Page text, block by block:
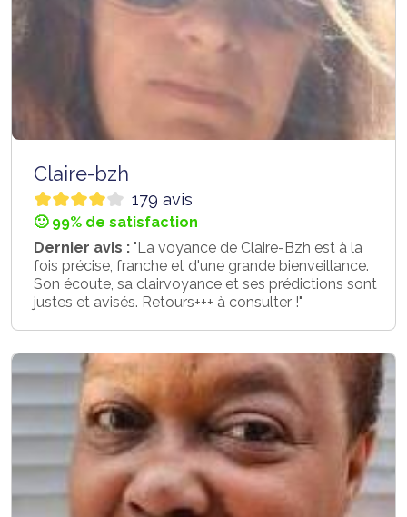
Claire-bzh
179 avis
🙂 99% de satisfaction
Dernier avis : "La voyance de Claire-Bzh est à la
fois précise, franche et d'une grande bienveillance.
Son écoute, sa clairvoyance et ses prédictions sont
justes et avisés. Retours+++ à consulter !"